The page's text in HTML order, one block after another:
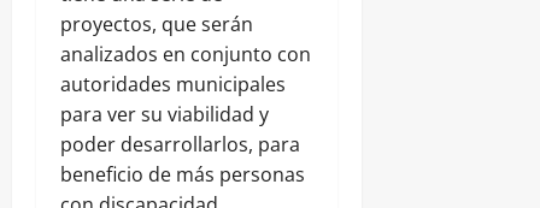
proyectos, que serán
analizados en conjunto con
autoridades municipales
para ver su viabilidad y
poder desarrollarlos, para
beneficio de más personas